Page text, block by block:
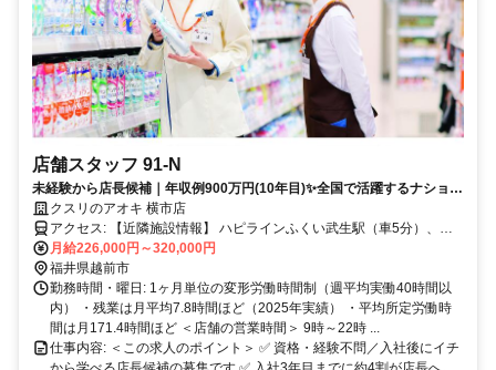
店舗スタッフ 91-N
未経験から店長候補｜年収例900万円(10年目)✨全国で活躍するナショナ
ル社員✅社宅あり
クスリのアオキ 横市店
アクセス: 【近隣施設情報】 ハピラインふくい武生駅（車5分）、越
前市役所（車5分）、武生中央公園（車5分） 【近隣学校情報】 仁愛
大学（車5分）
月給226,000円～320,000円
福井県越前市
勤務時間・曜日: 1ヶ月単位の変形労働時間制（週平均実働40時間以
内） ・残業は月平均7.8時間ほど（2025年実績） ・平均所定労働時
間は月171.4時間ほど ＜店舗の営業時間＞ 9時～22時 ...
仕事内容: ＜この求人のポイント＞ ✅ 資格・経験不問／入社後にイチ